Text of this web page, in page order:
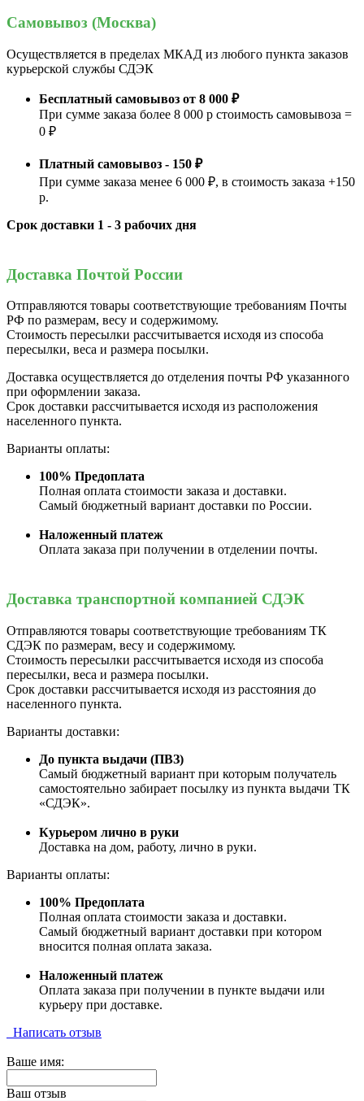
Самовывоз (Москва)
Осуществляется в пределах МКАД из любого пункта заказов
курьерской службы СДЭК
Бесплатный самовывоз от 8 000 ₽
При сумме заказа более 8 000 р стоимость самовывоза =
0 ₽
Платный самовывоз - 150 ₽
При сумме заказа менее 6 000 ₽, в стоимость заказа +150
р.
Срок доставки 1 - 3 рабочих дня
Доставка Почтой России
Отправляются товары соответствующие требованиям Почты
РФ по размерам, весу и содержимому.
Стоимость пересылки рассчитывается исходя из способа
пересылки, веса и размера посылки.
Доставка осуществляется до отделения почты РФ указанного
при оформлении заказа.
Срок доставки рассчитывается исходя из расположения
населенного пункта.
Варианты оплаты:
100% Предоплата
Полная оплата стоимости заказа и доставки.
Самый бюджетный вариант доставки по России.
Наложенный платеж
Оплата заказа при получении в отделении почты.
Доставка транспортной компанией СДЭК
Отправляются товары соответствующие требованиям ТК
СДЭК по размерам, весу и содержимому.
Стоимость пересылки рассчитывается исходя из способа
пересылки, веса и размера посылки.
Срок доставки рассчитывается исходя из расстояния до
населенного пункта.
Варианты доставки:
До пункта выдачи (ПВЗ)
Самый бюджетный вариант при которым получатель
самостоятельно забирает посылку из пункта выдачи ТК
«СДЭК».
Курьером лично в руки
Доставка на дом, работу, лично в руки.
Варианты оплаты:
100% Предоплата
Полная оплата стоимости заказа и доставки.
Самый бюджетный вариант доставки при котором
вносится полная оплата заказа.
Наложенный платеж
Оплата заказа при получении в пункте выдачи или
курьеру при доставке.
Написать отзыв
Ваше имя:
Ваш отзыв